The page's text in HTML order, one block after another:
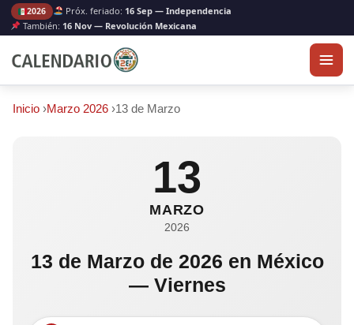
2026 Próx. feriado: 16 Sep — Independencia
También: 16 Nov — Revolución Mexicana
Inicio ›Marzo 2026 ›13 de Marzo
13
MARZO
2026
13 de Marzo de 2026 en México
— Viernes